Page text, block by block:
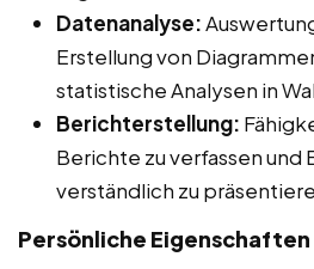
Datenanalyse:
Erstellung von
statistische Analysen in
Berichterstellung:
Berichte zu verfassen und
verständlich zu
Persönliche Eigenschaften